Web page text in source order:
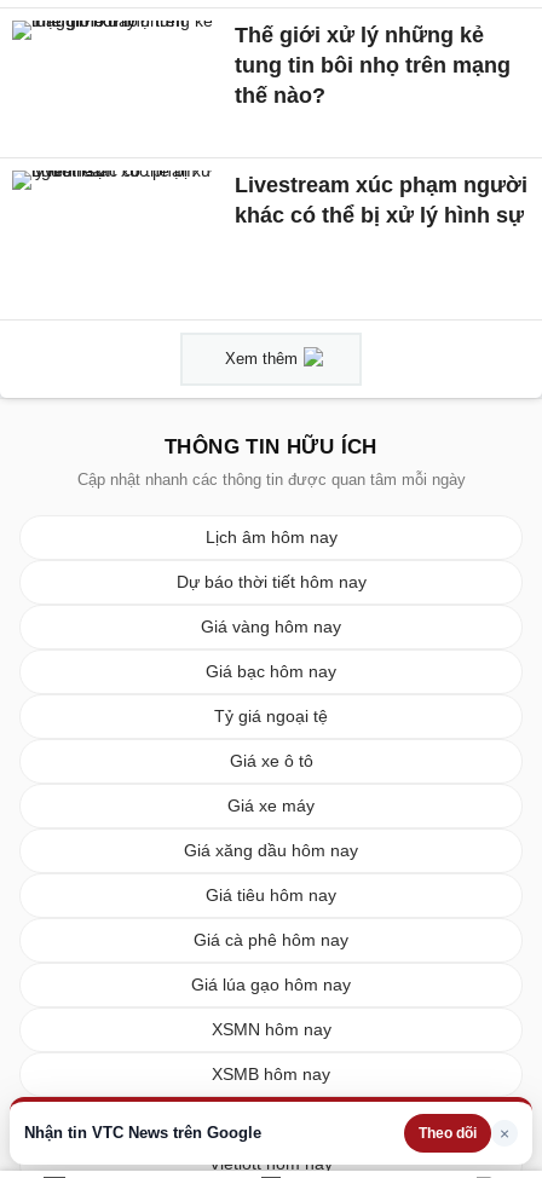
Nhận tin VTC News trên Google Theo dõi ×
Thế giới xử lý những kẻ
tung tin bôi nhọ trên mạng
thế nào?
Livestream xúc phạm người
khác có thể bị xử lý hình sự
Xem thêm
THÔNG TIN HỮU ÍCH
Cập nhật nhanh các thông tin được quan tâm mỗi ngày
Lịch âm hôm nay
Dự báo thời tiết hôm nay
Giá vàng hôm nay
Giá bạc hôm nay
Tỷ giá ngoại tệ
Giá xe ô tô
Giá xe máy
Giá xăng dầu hôm nay
Giá tiêu hôm nay
Giá cà phê hôm nay
Giá lúa gạo hôm nay
XSMN hôm nay
XSMB hôm nay
Vietlott hôm nay